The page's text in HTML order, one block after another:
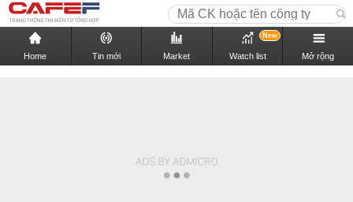
Home Tin mới Market Watch list
New
Mở rộng